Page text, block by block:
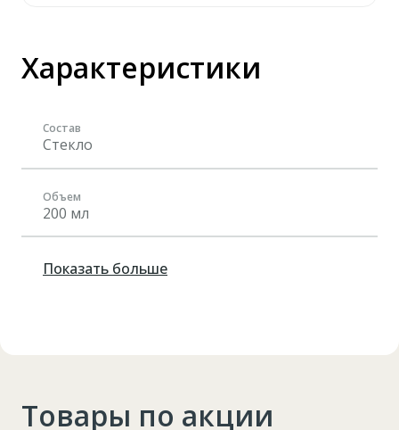
Характеристики
Состав
Стекло
Объем
200 мл
Показать больше
Товары по акции